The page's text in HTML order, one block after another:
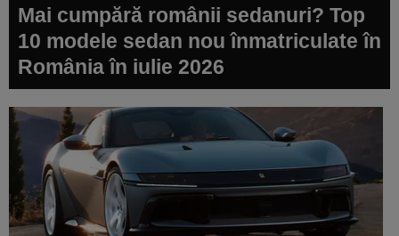
Mai cumpără românii sedanuri? Top
10 modele sedan nou înmatriculate în
România în iulie 2026